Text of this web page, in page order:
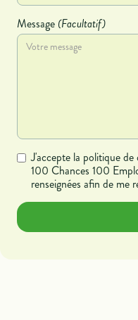
Message (Facultatif)
J'accepte la politique
100 Chances 100
renseignées afin de me